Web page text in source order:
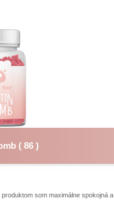
( 86)
som maximálne spokojná a